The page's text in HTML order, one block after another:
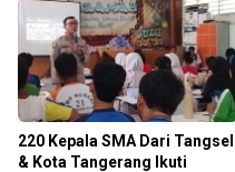
220 Kepala SMA Dari Tangsel
& Kota Tangerang Ikuti